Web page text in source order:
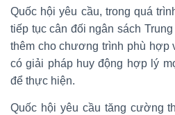
Quốc hội yêu cầu, trong quá
tiếp tục cân đối ngân sách
thêm cho chương trình phù hợp
có giải pháp huy động hợp lý
để thực hiện.
Quốc hội yêu cầu tăng cường